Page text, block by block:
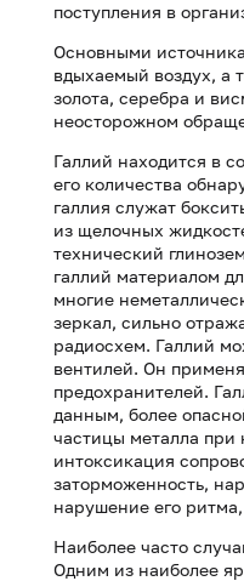
поступления в
Основными
вдыхаемый воздух, а
золота, серебра и
неосторожном
Галлий находится в
его количества
галлия служат
из щелочных
технический
галлий материалом
многие
зеркал, сильно
радиосхем. Галлий
вентилей. Он
предохранителей.
данным, более
частицы металла при
интоксикация
заторможенность,
нарушение его
Наиболее часто
Одним из наиболее